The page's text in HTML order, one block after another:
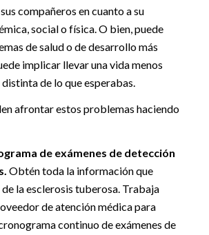
compañeros en cuanto a su
social o física. O bien, puede
de salud o de desarrollo más
implicar llevar una vida menos
de lo que esperabas.
afrontar estos problemas haciendo
de exámenes de detección
Obtén toda la información que
la esclerosis tuberosa. Trabaja
de atención médica para
continuo de exámenes de